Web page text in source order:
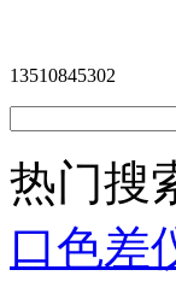
13510845302
热门搜
口色差